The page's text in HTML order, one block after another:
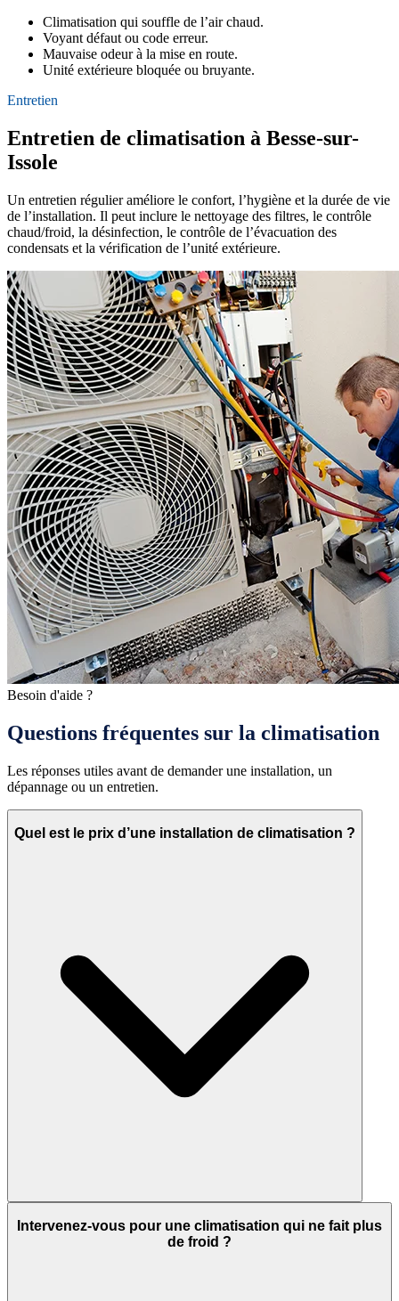
Climatisation qui souffle de l’air chaud.
Voyant défaut ou code erreur.
Mauvaise odeur à la mise en route.
Unité extérieure bloquée ou bruyante.
Entretien
Entretien de climatisation à Besse-sur-
Issole
Un entretien régulier améliore le confort, l’hygiène et la durée de vie
de l’installation. Il peut inclure le nettoyage des filtres, le contrôle
chaud/froid, la désinfection, le contrôle de l’évacuation des
condensats et la vérification de l’unité extérieure.
Besoin d'aide ?
Questions fréquentes sur la climatisation
Les réponses utiles avant de demander une installation, un
dépannage ou un entretien.
Quel est le prix d’une installation de climatisation ?
Intervenez-vous pour une climatisation qui ne fait plus
de froid ?